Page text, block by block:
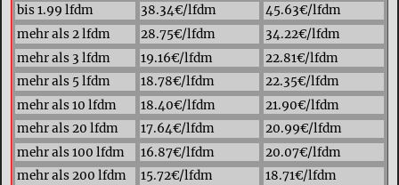
bis 1.99 lfdm
38.34€/lfdm
45.63€/lfdm
mehr als 2 lfdm
28.75€/lfdm
34.22€/lfdm
mehr als 3 lfdm
19.16€/lfdm
22.81€/lfdm
mehr als 5 lfdm
18.78€/lfdm
22.35€/lfdm
mehr als 10 lfdm
18.40€/lfdm
21.90€/lfdm
mehr als 20 lfdm
17.64€/lfdm
20.99€/lfdm
mehr als 100 lfdm
16.87€/lfdm
20.07€/lfdm
mehr als 200 lfdm
15.72€/lfdm 18.71€/lfdm